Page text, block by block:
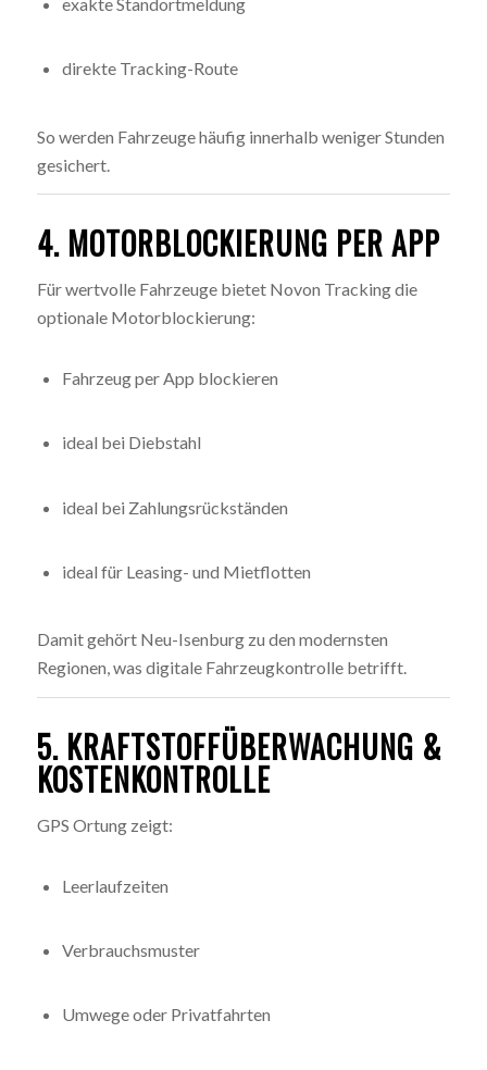
direkte Tracking-Route
So werden Fahrzeuge häufig innerhalb weniger Stunden
gesichert.
4. MOTORBLOCKIERUNG PER APP
Für wertvolle Fahrzeuge bietet Novon Tracking die
optionale Motorblockierung:
Fahrzeug per App blockieren
ideal bei Diebstahl
ideal bei Zahlungsrückständen
ideal für Leasing- und Mietflotten
Damit gehört Neu-Isenburg zu den modernsten
Regionen, was digitale Fahrzeugkontrolle betrifft.
5. KRAFTSTOFFÜBERWACHUNG &
KOSTENKONTROLLE
GPS Ortung zeigt:
Leerlaufzeiten
Verbrauchsmuster
Umwege oder Privatfahrten